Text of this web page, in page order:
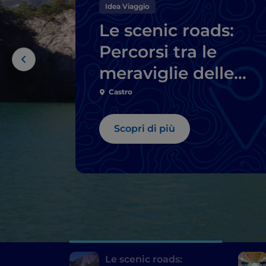
Idea Viaggio
Le scenic roads:
Percorsi tra le
meraviglie delle
province di
e Brescia
Castro
Scopri di più
Le scenic roads: